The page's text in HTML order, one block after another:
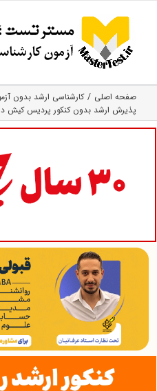
content
صفحه اصلی
کارشناسی ارشد بدون
پذیرش ارشد بدون کنکور پردیس کیش